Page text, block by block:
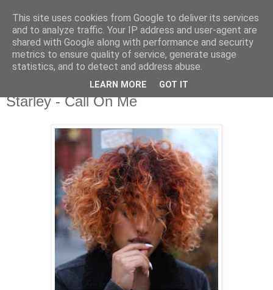
csgmblog
...music that's real...
sobota, 13 sierpnia 2016
Starley - Call On Me
This site uses cookies from Google to deliver its services
and to analyze traffic. Your IP address and user-agent are
shared with Google along with performance and security
metrics to ensure quality of service, generate usage
statistics, and to detect and address abuse.
LEARN MORE GOT IT